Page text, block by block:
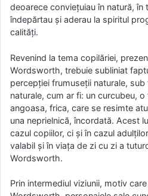
deoarece convieţuiau în natură, în
îndepărtau şi aderau la spiritul
calităţi.
Revenind la tema copilăriei,
Wordsworth, trebuie subliniat
percepţiei frumuseţii naturale,
naturale, cum ar fi: un curcubeu,
angoasa, frica, care se resimte
una neprielnică, încordată. Acest
cazul copiilor, ci şi în cazul
valabil şi în viaţa de zi cu zi a
Wordsworth.
Prin intermediul viziunii, motiv